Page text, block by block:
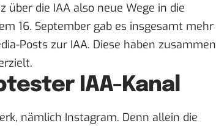
über die IAA also neue Wege in die
16. September gab es insgesamt mehr
Posts zur IAA. Diese haben zusammen
IAA-Kanal
nämlich Instagram. Denn allein die